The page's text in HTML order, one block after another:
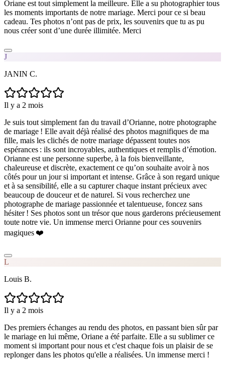
Oriane est tout simplement la meilleure. Elle a su photographier tous
les moments importants de notre mariage. Merci pour ce si beau
cadeau. Tes photos n’ont pas de prix, les souvenirs que tu as pu
nous créer sont d’une durée illimitée. Merci
J
JANIN C.
Il y a 2 mois
Je suis tout simplement fan du travail d’Orianne, notre photographe
de mariage ! Elle avait déjà réalisé des photos magnifiques de ma
fille, mais les clichés de notre mariage dépassent toutes nos
espérances : ils sont incroyables, authentiques et remplis d’émotion.
Orianne est une personne superbe, à la fois bienveillante,
chaleureuse et discrète, exactement ce qu’on souhaite avoir à nos
côtés pour un jour si important et intense. Grâce à son regard unique
et à sa sensibilité, elle a su capturer chaque instant précieux avec
beaucoup de douceur et de naturel. Si vous recherchez une
photographe de mariage passionnée et talentueuse, foncez sans
hésiter ! Ses photos sont un trésor que nous garderons précieusement
toute notre vie. Un immense merci Orianne pour ces souvenirs
magiques ❤️
L
Louis B.
Il y a 2 mois
Des premiers échanges au rendu des photos, en passant bien sûr par
le mariage en lui même, Oriane a été parfaite. Elle a su sublimer ce
moment si important pour nous et c'est chaque fois un plaisir de se
replonger dans les photos qu'elle a réalisées. Un immense merci !